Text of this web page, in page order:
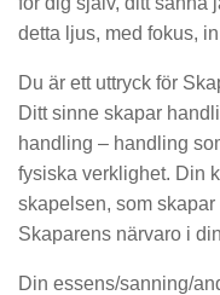
detta ljus, med fokus,
Du är ett uttryck för
Ditt sinne skapar
handling – handling
fysiska verklighet. Din
skapelsen, som
Skaparens närvaro i
Din essens/sanning/